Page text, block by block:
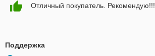
Отличный покупатель. Рекомендую!!!
Поддержка